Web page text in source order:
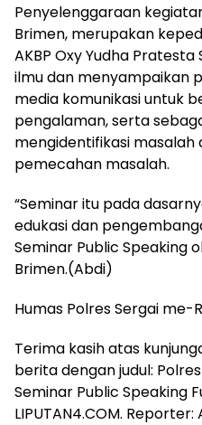
Penyelenggaraan
Brimen, merupakan
AKBP Oxy Yudha
ilmu dan menyampaikan
media komunikasi untuk
pengalaman, serta
mengidentifikasi
pemecahan masalah.
“Seminar itu pada
edukasi dan
Seminar Public Speaking
Brimen.(Abdi)
Humas Polres Sergai me-
Terima kasih atas
berita dengan judul:
Seminar Public Speaking
LIPUTAN4.COM. Reporter: